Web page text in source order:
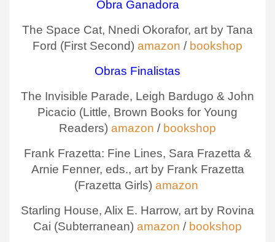
Obra Ganadora
The Space Cat, Nnedi Okorafor, art by Tana
Ford (First Second) amazon / bookshop
Obras Finalistas
The Invisible Parade, Leigh Bardugo & John
Picacio (Little, Brown Books for Young
Readers) amazon / bookshop
Frank Frazetta: Fine Lines, Sara Frazetta &
Arnie Fenner, eds., art by Frank Frazetta
(Frazetta Girls) amazon
Starling House, Alix E. Harrow, art by Rovina
Cai (Subterranean) amazon / bookshop